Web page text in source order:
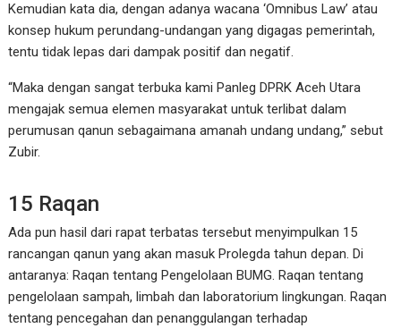
Kemudian kata dia, dengan adanya wacana ‘Omnibus Law’ atau
konsep hukum perundang-undangan yang digagas pemerintah,
tentu tidak lepas dari dampak positif dan negatif.
“Maka dengan sangat terbuka kami Panleg DPRK Aceh Utara
mengajak semua elemen masyarakat untuk terlibat dalam
perumusan qanun sebagaimana amanah undang undang,” sebut
Zubir.
15 Raqan
Ada pun hasil dari rapat terbatas tersebut menyimpulkan 15
rancangan qanun yang akan masuk Prolegda tahun depan. Di
antaranya: Raqan tentang Pengelolaan BUMG. Raqan tentang
pengelolaan sampah, limbah dan laboratorium lingkungan. Raqan
tentang pencegahan dan penanggulangan terhadap